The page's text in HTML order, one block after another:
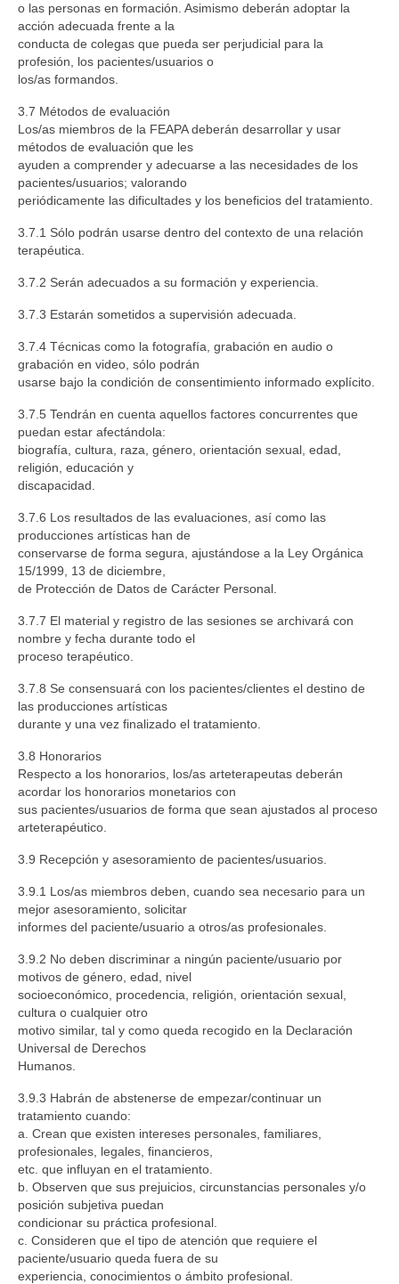
o las personas en formación. Asimismo deberán adoptar la
acción adecuada frente a la
conducta de colegas que pueda ser perjudicial para la
profesión, los pacientes/usuarios o
los/as formandos.
3.7 Métodos de evaluación
Los/as miembros de la FEAPA deberán desarrollar y usar
métodos de evaluación que les
ayuden a comprender y adecuarse a las necesidades de los
pacientes/usuarios; valorando
periódicamente las dificultades y los beneficios del tratamiento.
3.7.1 Sólo podrán usarse dentro del contexto de una relación
terapéutica.
3.7.2 Serán adecuados a su formación y experiencia.
3.7.3 Estarán sometidos a supervisión adecuada.
3.7.4 Técnicas como la fotografía, grabación en audio o
grabación en video, sólo podrán
usarse bajo la condición de consentimiento informado explícito.
3.7.5 Tendrán en cuenta aquellos factores concurrentes que
puedan estar afectándola:
biografía, cultura, raza, género, orientación sexual, edad,
religión, educación y
discapacidad.
3.7.6 Los resultados de las evaluaciones, así como las
producciones artísticas han de
conservarse de forma segura, ajustándose a la Ley Orgánica
15/1999, 13 de diciembre,
de Protección de Datos de Carácter Personal.
3.7.7 El material y registro de las sesiones se archivará con
nombre y fecha durante todo el
proceso terapéutico.
3.7.8 Se consensuará con los pacientes/clientes el destino de
las producciones artísticas
durante y una vez finalizado el tratamiento.
3.8 Honorarios
Respecto a los honorarios, los/as arteterapeutas deberán
acordar los honorarios monetarios con
sus pacientes/usuarios de forma que sean ajustados al proceso
arteterapéutico.
3.9 Recepción y asesoramiento de pacientes/usuarios.
3.9.1 Los/as miembros deben, cuando sea necesario para un
mejor asesoramiento, solicitar
informes del paciente/usuario a otros/as profesionales.
3.9.2 No deben discriminar a ningún paciente/usuario por
motivos de género, edad, nivel
socioeconómico, procedencia, religión, orientación sexual,
cultura o cualquier otro
motivo similar, tal y como queda recogido en la Declaración
Universal de Derechos
Humanos.
3.9.3 Habrán de abstenerse de empezar/continuar un
tratamiento cuando:
a. Crean que existen intereses personales, familiares,
profesionales, legales, financieros,
etc. que influyan en el tratamiento.
b. Observen que sus prejuicios, circunstancias personales y/o
posición subjetiva puedan
condicionar su práctica profesional.
c. Consideren que el tipo de atención que requiere el
paciente/usuario queda fuera de su
experiencia, conocimientos o ámbito profesional.